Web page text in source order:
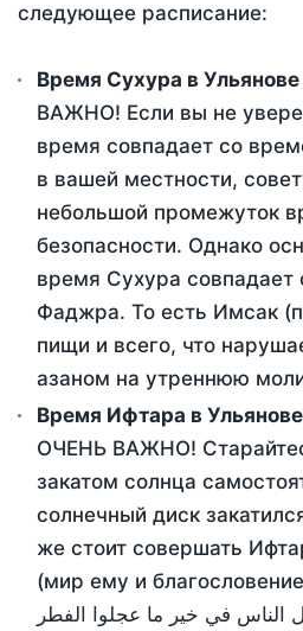
следующее расписание:
Время Сухура в Ульянове
ВАЖНО! Если вы не
время совпадает со
в вашей местности,
небольшой промежуток
безопасности. Однако
время Сухура совпадает
Фаджра. То есть Имсак
пищи и всего, что
азаном на утреннюю
Время Ифтара в
ОЧЕНЬ ВАЖНО!
закатом солнца
солнечный диск
же стоит совершать
(мир ему и
الناس في خير ما عجلوا الفطر